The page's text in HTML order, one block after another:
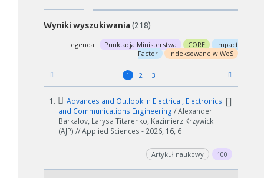
Wyniki wyszukiwania (218)
Legenda: Punktacja Ministerstwa CORE
Impact
Factor
Indeksowane w WoS
1 2 3
1.
Advances and Outlook in Electrical, Electronics
and Communications Engineering / Alexander
Barkalov, Larysa Titarenko, Kazimierz Krzywicki
(AJP) // Applied Sciences - 2026, 16, 6
Artykuł naukowy 100